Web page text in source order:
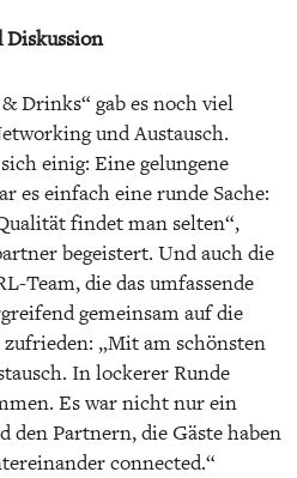
Drinks“ gab es noch viel
und Austausch.
einig: Eine gelungene
es einfach eine runde Sache:
findet man selten“,
begeistert. Und auch die
Team, die das umfassende
gemeinsam auf die
„Mit am schönsten
In lockerer Runde
Es war nicht nur ein
den Partnern, die Gäste haben
connected.“